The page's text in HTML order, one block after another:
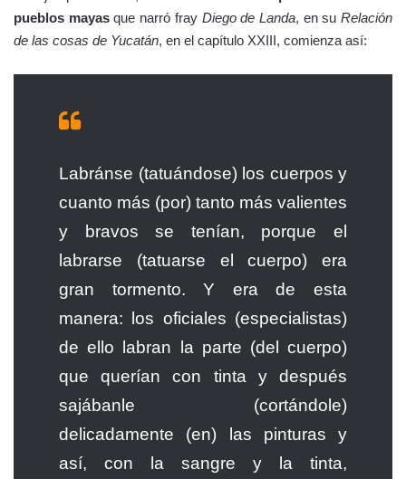
pueblos mayasque narró fray Diego de Landa, en suRelación
de las cosas de Yucatán, en el capítulo XXIII, comienza así:
Labránse (tatuándose) los cuerpos y
cuanto más (por) tanto más valientes
y bravos se tenían, porque el
labrarse (tatuarse el cuerpo) era
gran tormento. Y era de esta
manera: los oficiales (especialistas)
de ello labran la parte (del cuerpo)
que querían con tinta y después
sajábanle (cortándole)
delicadamente (en) las pinturas y
así, con la sangre y la tinta,